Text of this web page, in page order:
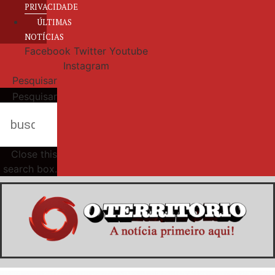
PRIVACIDADE
ÚLTIMAS
NOTÍCIAS
Facebook Twitter Youtube
Instagram
Pesquisar
Pesquisar
Close this
search box.